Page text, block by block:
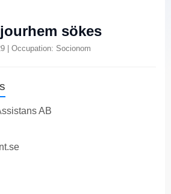
sökes
| Occupation: Socionom
AB